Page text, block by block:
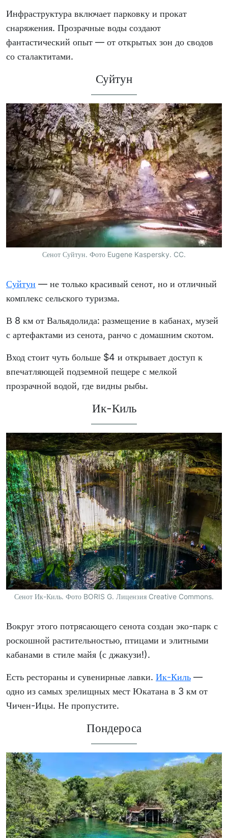
Инфраструктура включает парковку и прокат
снаряжения. Прозрачные воды создают
фантастический опыт — от открытых зон до сводов
со сталактитами.
Суйтун
Сенот Суйтун. Фото Eugene Kaspersky. CC.
Суйтун — не только красивый сенот, но и отличный
комплекс сельского туризма.
В 8 км от Вальядолида: размещение в кабанах, музей
с артефактами из сенота, ранчо с домашним скотом.
Вход стоит чуть больше $4 и открывает доступ к
впечатляющей подземной пещере с мелкой
прозрачной водой, где видны рыбы.
Ик-Киль
Сенот Ик-Киль. Фото BORIS G. Лицензия Creative Commons.
Вокруг этого потрясающего сенота создан эко-парк с
роскошной растительностью, птицами и элитными
кабанами в стиле майя (с джакузи!).
Есть рестораны и сувенирные лавки. Ик-Киль —
одно из самых зрелищных мест Юкатана в 3 км от
Чичен-Ицы. Не пропустите.
Пондероса